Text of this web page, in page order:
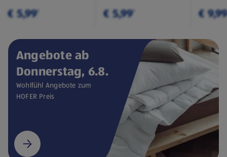
€ 5,99¹ € 5,99¹ €
Angebote ab
Donnerstag, 6.8.
Wohlfühl Angebote zum
HOFER Preis